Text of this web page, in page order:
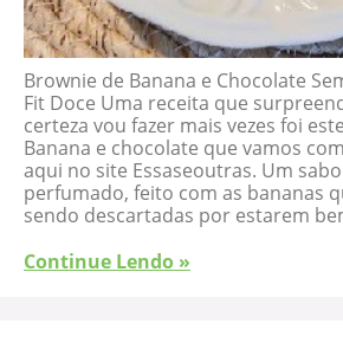
Brownie de Banana e Chocolate
Fit Doce Uma receita que
certeza vou fazer mais vezes foi
Banana e chocolate que vamos
aqui no site Essaseoutras. Um
perfumado, feito com as bananas
sendo descartadas por estarem
Continue Lendo »